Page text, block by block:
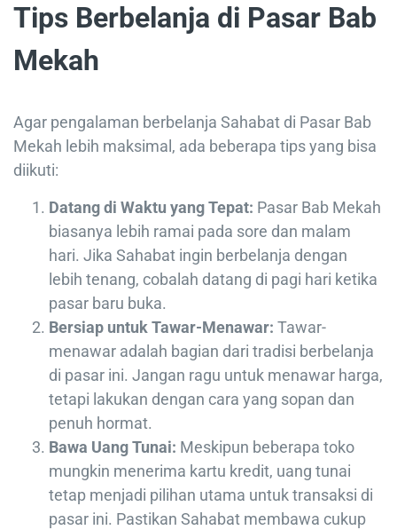
Tips Berbelanja di Pasar Bab
Mekah
Agar pengalaman berbelanja Sahabat di Pasar Bab
Mekah lebih maksimal, ada beberapa tips yang bisa
diikuti:
Datang di Waktu yang Tepat: Pasar Bab Mekah
biasanya lebih ramai pada sore dan malam
hari. Jika Sahabat ingin berbelanja dengan
lebih tenang, cobalah datang di pagi hari ketika
pasar baru buka.
Bersiap untuk Tawar-Menawar: Tawar-
menawar adalah bagian dari tradisi berbelanja
di pasar ini. Jangan ragu untuk menawar harga,
tetapi lakukan dengan cara yang sopan dan
penuh hormat.
Bawa Uang Tunai: Meskipun beberapa toko
mungkin menerima kartu kredit, uang tunai
tetap menjadi pilihan utama untuk transaksi di
pasar ini. Pastikan Sahabat membawa cukup